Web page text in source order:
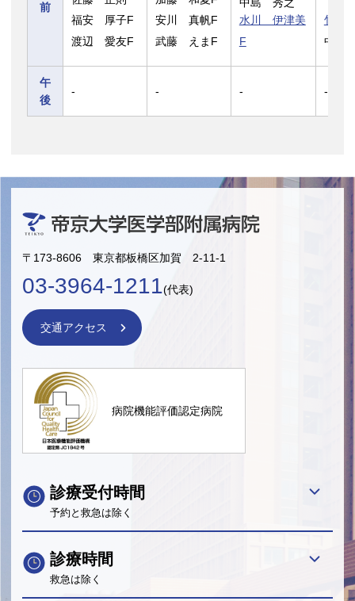
前
福安 厚子F
渡辺 愛友F
安川 真帆F
武藤 えまF
水川 伊津美
F
竹島
中島
午
後
- - - -
〒173-8606 東京都板橋区加賀 2-11-1
03-3964-1211(代表)
交通アクセス
病院機能評価認定病院
診療受付時間
予約と救急は除く
診療時間
救急は除く